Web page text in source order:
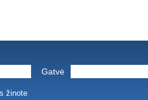
Gatvė
žinote